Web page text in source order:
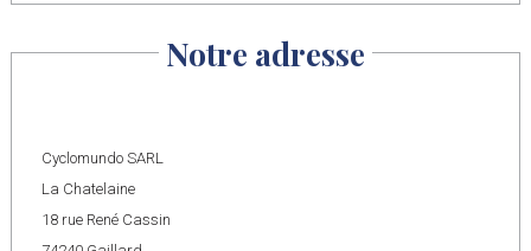
Notre adresse
Cyclomundo SARL
La Chatelaine
18 rue René Cassin